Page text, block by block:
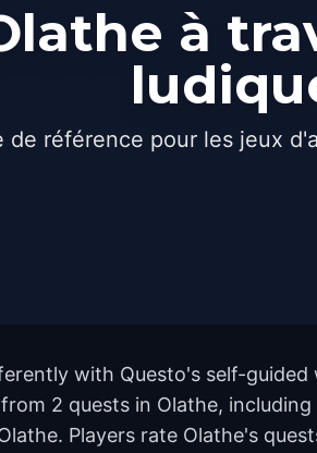
à
de référence pour les jeux
with Questo's self-
2 quests in Olathe,
Players rate Olathe's